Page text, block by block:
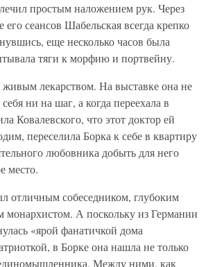
простым наложением рук. Через
его сеансов Шабельская всегда крепко
еще несколько часов была
тяги к морфию и портвейну.
живым лекарством. На выставке она не
ни на шаг, а когда переехала в
Ковалевского, что этот доктор ей
переселила Борка к себе в квартиру
любовника добыть для него
место.
отличным собеседником, глубоким
монархистом. А поскольку из Германии
«ярой фанатичкой дома
в Борке она нашла не только
Между ними, как